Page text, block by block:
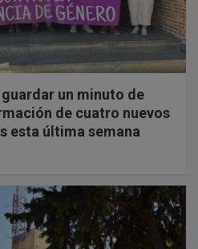
un minuto de
de cuatro nuevos
esta última semana